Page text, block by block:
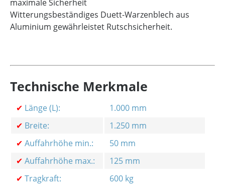
maximale Sicherheit
Witterungsbeständiges Duett-Warzenblech aus
Aluminium gewährleistet Rutschsicherheit.
Technische Merkmale
✔ Länge (L):
1.000 mm
✔ Breite:
1.250 mm
✔ Auffahrhöhe min.:
50 mm
✔ Auffahrhöhe max.:
125 mm
✔ Tragkraft: 600 kg